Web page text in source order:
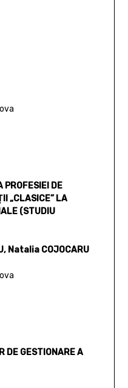
PROFESIEI DE
„CLASICE” LA
(STUDIU
Natalia COJOCARU
DE GESTIONARE A